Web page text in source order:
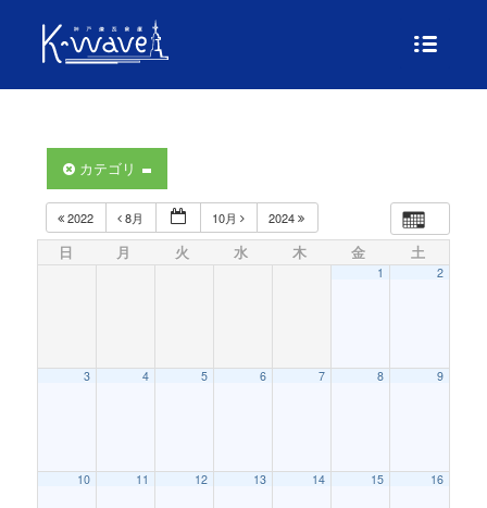
カテゴリ
2022 8月 10月 2024
日 月 火 水 木 金 土
1 2
3 4 5 6 7 8 9
10 11 12 13 14 15 16